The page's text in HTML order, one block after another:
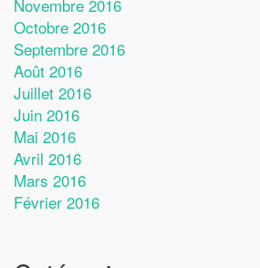
Novembre 2016
Octobre 2016
Septembre 2016
Août 2016
Juillet 2016
Juin 2016
Mai 2016
Avril 2016
Mars 2016
Février 2016